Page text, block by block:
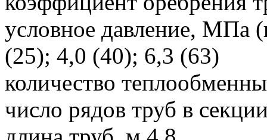
условное давление, МПа
(25); 4,0 (40); 6,3 (63)
количество
число рядов труб в